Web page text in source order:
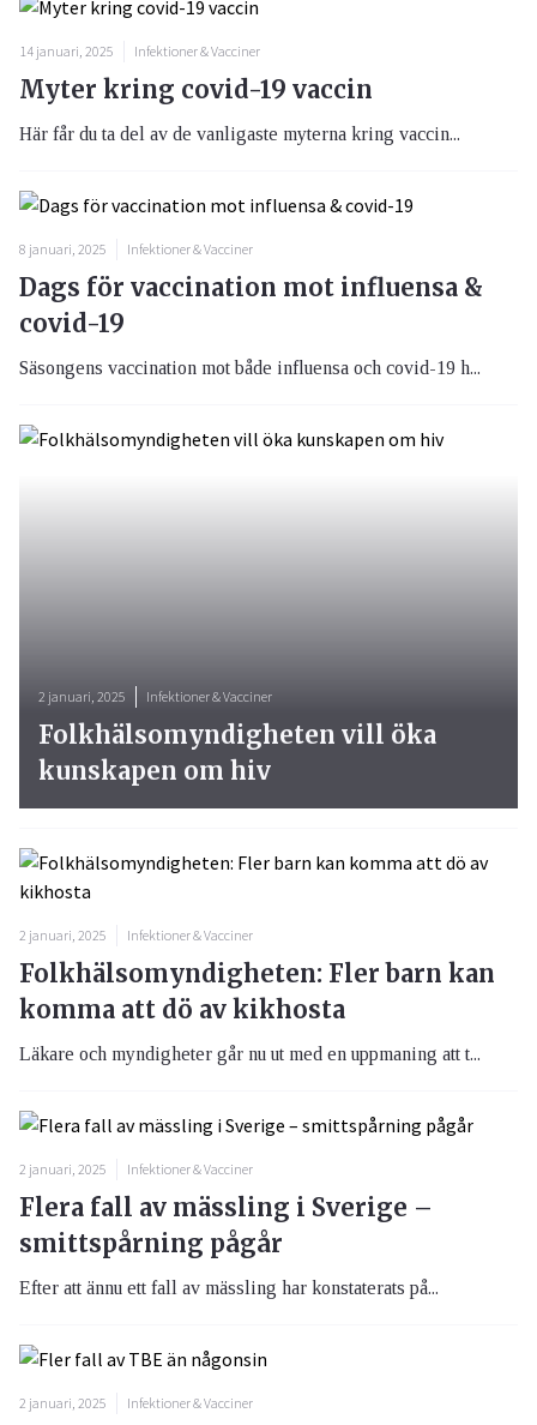
14 januari, 2025 Infektioner & Vacciner
Myter kring covid-19 vaccin
Här får du ta del av de vanligaste myterna kring vaccin...
8 januari, 2025 Infektioner & Vacciner
Dags för vaccination mot influensa &
covid-19
Säsongens vaccination mot både influensa och covid-19 h...
2 januari, 2025 Infektioner & Vacciner
Folkhälsomyndigheten vill öka
kunskapen om hiv
2 januari, 2025 Infektioner & Vacciner
Folkhälsomyndigheten: Fler barn kan
komma att dö av kikhosta
Läkare och myndigheter går nu ut med en uppmaning att t...
2 januari, 2025 Infektioner & Vacciner
Flera fall av mässling i Sverige –
smittspårning pågår
Efter att ännu ett fall av mässling har konstaterats på...
2 januari, 2025 Infektioner & Vacciner